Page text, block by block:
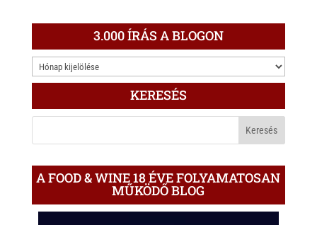
3.000 ÍRÁS A BLOGON
3.000
ÍRÁS
KERESÉS
A FOOD & WINE 18 ÉVE FOLYAMATOSAN
MŰKÖDŐ BLOG